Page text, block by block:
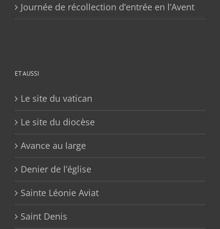
Journée de récollection d’entrée en l’Avent
ET AUSSI
Le site du vatican
Le site du diocèse
Avance au large
Denier de l’église
Sainte Léonie Aviat
Saint Denis